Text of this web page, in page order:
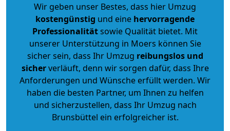
Wir geben unser Bestes, dass hier Umzug
kostengünstig und eine hervorragende
Professionalitätsowie Qualität bietet. Mit
unserer Unterstützung in Moers können Sie
sicher sein, dass Ihr Umzug reibungslos und
sicherverläuft, denn wir sorgen dafür, dass Ihre
Anforderungen und Wünsche erfüllt werden. Wir
haben die besten Partner, um Ihnen zu helfen
und sicherzustellen, dass Ihr Umzug nach
Brunsbüttel ein erfolgreicher ist.